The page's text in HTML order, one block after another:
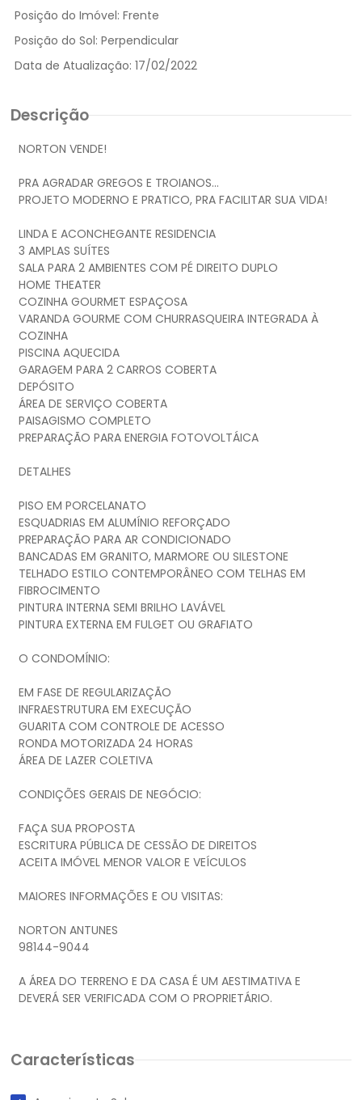
Posição do Imóvel: Frente
Posição do Sol: Perpendicular
Data de Atualização: 17/02/2022
Descrição
NORTON VENDE!
PRA AGRADAR GREGOS E TROIANOS...
PROJETO MODERNO E PRATICO, PRA FACILITAR SUA VIDA!
LINDA E ACONCHEGANTE RESIDENCIA
3 AMPLAS SUÍTES
SALA PARA 2 AMBIENTES COM PÉ DIREITO DUPLO
HOME THEATER
COZINHA GOURMET ESPAÇOSA
VARANDA GOURME COM CHURRASQUEIRA INTEGRADA À
COZINHA
PISCINA AQUECIDA
GARAGEM PARA 2 CARROS COBERTA
DEPÓSITO
ÁREA DE SERVIÇO COBERTA
PAISAGISMO COMPLETO
PREPARAÇÃO PARA ENERGIA FOTOVOLTÁICA
DETALHES
PISO EM PORCELANATO
ESQUADRIAS EM ALUMÍNIO REFORÇADO
PREPARAÇÃO PARA AR CONDICIONADO
BANCADAS EM GRANITO, MARMORE OU SILESTONE
TELHADO ESTILO CONTEMPORÂNEO COM TELHAS EM
FIBROCIMENTO
PINTURA INTERNA SEMI BRILHO LAVÁVEL
PINTURA EXTERNA EM FULGET OU GRAFIATO
O CONDOMÍNIO:
EM FASE DE REGULARIZAÇÃO
INFRAESTRUTURA EM EXECUÇÃO
GUARITA COM CONTROLE DE ACESSO
RONDA MOTORIZADA 24 HORAS
ÁREA DE LAZER COLETIVA
CONDIÇÕES GERAIS DE NEGÓCIO:
FAÇA SUA PROPOSTA
ESCRITURA PÚBLICA DE CESSÃO DE DIREITOS
ACEITA IMÓVEL MENOR VALOR E VEÍCULOS
MAIORES INFORMAÇÕES E OU VISITAS:
NORTON ANTUNES
98144-9044
A ÁREA DO TERRENO E DA CASA É UM AESTIMATIVA E
Características